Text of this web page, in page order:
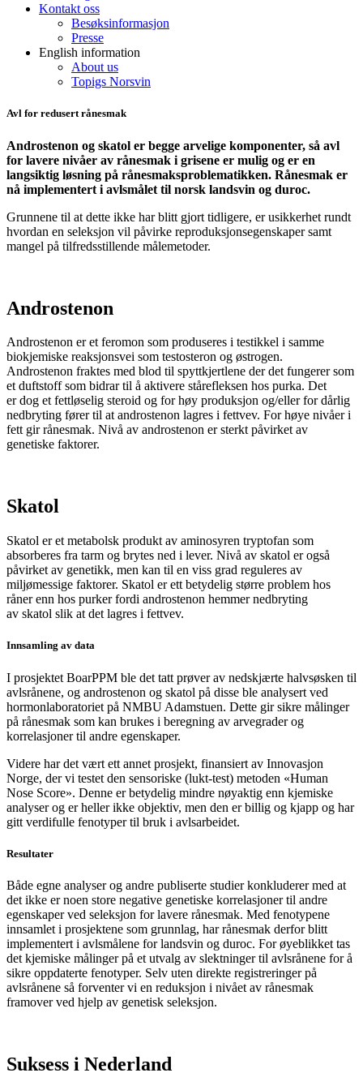
Kontakt oss
Besøksinformasjon
Presse
English information
About us
Topigs Norsvin
Avl for redusert rånesmak
Androstenon og skatol er begge arvelige komponenter, så avl
for lavere nivåer av rånesmak i grisene er mulig og er en
langsiktig løsning på rånesmaksproblematikken. Rånesmak er
nå implementert i avlsmålet til norsk landsvin og duroc.
Grunnene til at dette ikke har blitt gjort tidligere, er usikkerhet rundt
hvordan en seleksjon vil påvirke reproduksjonsegenskaper samt
mangel på tilfredsstillende målemetoder.
Androstenon
Androstenon er et feromon som produseres i testikkel i samme
biokjemiske reaksjonsvei som testosteron og østrogen.
Androstenon fraktes med blod til spyttkjertlene der det fungerer som
et duftstoff som bidrar til å aktivere stårefleksen hos purka. Det
er dog et fettløselig steroid og for høy produksjon og/eller for dårlig
nedbryting fører til at androstenon lagres i fettvev. For høye nivåer i
fett gir rånesmak. Nivå av androstenon er sterkt påvirket av
genetiske faktorer.
Skatol
Skatol er et metabolsk produkt av aminosyren tryptofan som
absorberes fra tarm og brytes ned i lever. Nivå av skatol er også
påvirket av genetikk, men kan til en viss grad reguleres av
miljømessige faktorer. Skatol er ett betydelig større problem hos
råner enn hos purker fordi androstenon hemmer nedbryting
av skatol slik at det lagres i fettvev.
Innsamling av data
I prosjektet BoarPPM ble det tatt prøver av nedskjærte halvsøsken til
avlsrånene, og androstenon og skatol på disse ble analysert ved
hormonlaboratoriet på NMBU Adamstuen. Dette gir sikre målinger
på rånesmak som kan brukes i beregning av arvegrader og
korrelasjoner til andre egenskaper.
Videre har det vært ett annet prosjekt, finansiert av Innovasjon
Norge, der vi testet den sensoriske (lukt-test) metoden «Human
Nose Score». Denne er betydelig mindre nøyaktig enn kjemiske
analyser og er heller ikke objektiv, men den er billig og kjapp og har
gitt verdifulle fenotyper til bruk i avlsarbeidet.
Resultater
Både egne analyser og andre publiserte studier konkluderer med at
det ikke er noen store negative genetiske korrelasjoner til andre
egenskaper ved seleksjon for lavere rånesmak. Med fenotypene
innsamlet i prosjektene som grunnlag, har rånesmak derfor blitt
implementert i avlsmålene for landsvin og duroc. For øyeblikket tas
det kjemiske målinger på et utvalg av slektninger til avlsrånene for å
sikre oppdaterte fenotyper. Selv uten direkte registreringer på
avlsrånene så forventer vi en reduksjon i nivået av rånesmak
framover ved hjelp av genetisk seleksjon.
Suksess i Nederland